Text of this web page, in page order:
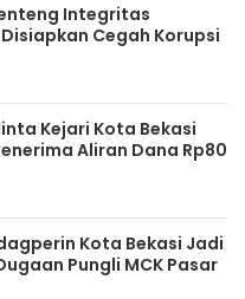
Integritas
Disiapkan Cegah Korupsi
Kejari Kota Bekasi
Aliran Dana Rp80
Kota Bekasi Jadi
Pungli MCK Pasar